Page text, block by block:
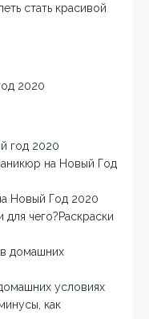
стать красивой
2020
год 2020
на Новый Год
Новый Год 2020
Раскраски
условиях